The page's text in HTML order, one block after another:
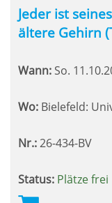
Jeder ist
ältere Gehirn
Wann: So.
Wo: Bielefeld:
Nr.:26-434-BV
Status: Plätze frei